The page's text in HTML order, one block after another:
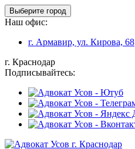
Выберите город
Наш офис:
г. Армавир, ул. Кирова, 68
г. Краснодар
Подписывайтесь: